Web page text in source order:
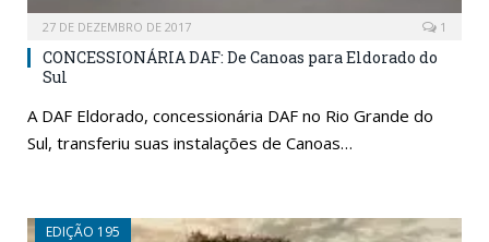
27 DE DEZEMBRO DE 2017 1
CONCESSIONÁRIA DAF: De Canoas para Eldorado do
Sul
A DAF Eldorado, concessionária DAF no Rio Grande do
Sul, transferiu suas instalações de Canoas…
EDIÇÃO 195